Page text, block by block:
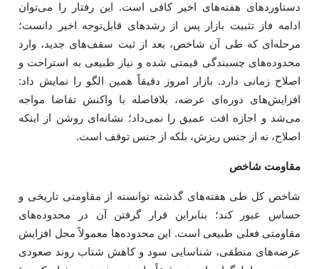
دستاوردهای هفته‌های اخیر کافی است. این رفتار را می‌توان
ادامه فاز تثبیت بازار پس از رشدهای قابل‌توجه اخیر دانست؛
مرحله‌ای که طی آن شاخص، بعد از ثبت سقف‌های جدید، وارد
محدوده‌های چسبندگی قیمتی شده و نیاز طبیعی به استراحت و
اصلاح زمانی دارد. بازار امروز دقیقاً همین الگو را نمایش داد:
افزایش‌های دوره‌ای عرضه، بلافاصله با واکنش تقاضا مواجه
می‌شد و اجازه افت عمیق را نمی‌داد؛ نشانه‌ای روشن از اینکه
اصلاح، نه از جنس ریزش، بلکه از جنس توقف است.
مقاومت شاخص
شاخص کل طی هفته‌های گذشته توانسته از مقاومتی تاریخی و
حساس عبور کند؛ بنابراین قرار گرفتن آن در محدوده‌های
مقاومتی فعلی طبیعی است. این محدوده‌ها معمولاً محل افزایش
عرضه‌های منطقی، شناسایی سود و کاهش شتاب روند صعودی